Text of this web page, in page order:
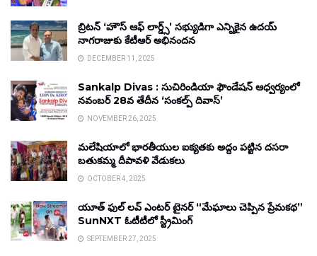
బ్రిటన్ ‘హౌస్ ఆఫ్ లార్డ్స్’ సభ్యుడిగా ఎన్నికైన ఉదయ్
నాగరాజుకు కేటీఆర్ అభినందన
DECEMBER 11, 2025
Sankalp Divas : సుచిరిండియా ఫౌండేషన్ ఆధ్వర్యంలో
నవంబర్ 28వ తేదీన ‘సంకల్ప్ దివాస్’
NOVEMBER 26, 2025
మలేషియాలో భారతీయుల ఐక్యతకు అద్దం పట్టిన దసరా
బతుకమ్మ దీపావళి వేడుకలు
OCTOBER 4, 2025
యూత్ ఫుల్ లవ్ ఎంటర్ టైనర్ “మేఘాలు చెప్పిన ప్రేమకథ”
SunNXT ఓటీటీలో స్ట్రీమింగ్
SEPTEMBER 27, 2025